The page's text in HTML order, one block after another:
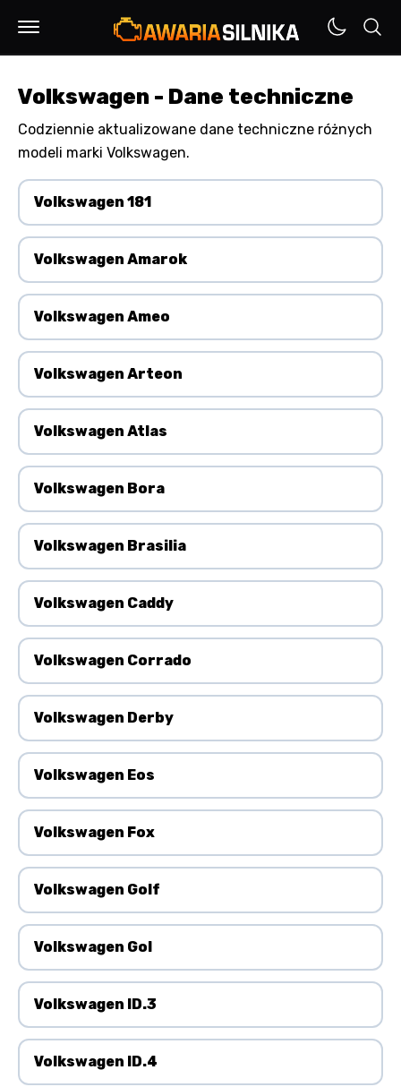
Volkswagen - Dane techniczne
Codziennie aktualizowane dane techniczne różnych
modeli marki Volkswagen.
Volkswagen 181
Volkswagen Amarok
Volkswagen Ameo
Volkswagen Arteon
Volkswagen Atlas
Volkswagen Bora
Volkswagen Brasilia
Volkswagen Caddy
Volkswagen Corrado
Volkswagen Derby
Volkswagen Eos
Volkswagen Fox
Volkswagen Golf
Volkswagen Gol
Volkswagen ID.3
Volkswagen ID.4